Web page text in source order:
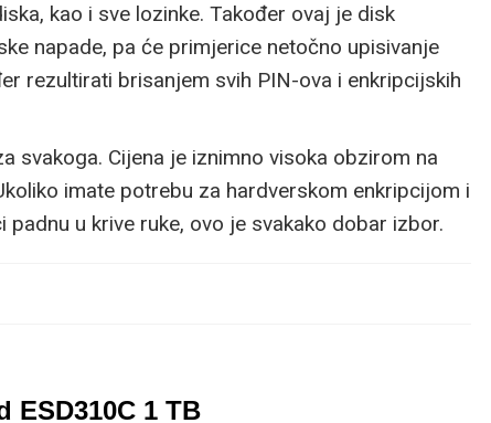
kao i sve lozinke. Također ovaj je disk
napade, pa će primjerice netočno upisivanje
rezultirati brisanjem svih PIN-ova i enkripcijskih
svakoga. Cijena je iznimno visoka obzirom na
imate potrebu za hardverskom enkripcijom i
u krive ruke, ovo je svakako dobar izbor.
ESD310C 1 TB